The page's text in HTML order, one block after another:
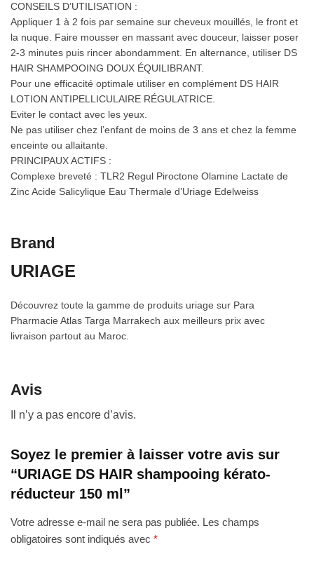
CONSEILS D’UTILISATION :
Appliquer 1 à 2 fois par semaine sur cheveux mouillés, le front et
la nuque. Faire mousser en massant avec douceur, laisser poser
2-3 minutes puis rincer abondamment. En alternance, utiliser DS
HAIR SHAMPOOING DOUX ÉQUILIBRANT.
Pour une efficacité optimale utiliser en complément DS HAIR
LOTION ANTIPELLICULAIRE RÉGULATRICE.
Eviter le contact avec les yeux.
Ne pas utiliser chez l’enfant de moins de 3 ans et chez la femme
enceinte ou allaitante.
PRINCIPAUX ACTIFS :
Complexe breveté : TLR2 Regul Piroctone Olamine Lactate de
Zinc Acide Salicylique Eau Thermale d’Uriage Edelweiss
Brand
URIAGE
Découvrez toute la gamme de produits uriage sur Para
Pharmacie Atlas Targa Marrakech aux meilleurs prix avec
livraison partout au Maroc.
Avis
Il n’y a pas encore d’avis.
Soyez le premier à laisser votre avis sur
“URIAGE DS HAIR shampooing kérato-
réducteur 150 ml”
Votre adresse e-mail ne sera pas publiée. Les champs
obligatoires sont indiqués avec *